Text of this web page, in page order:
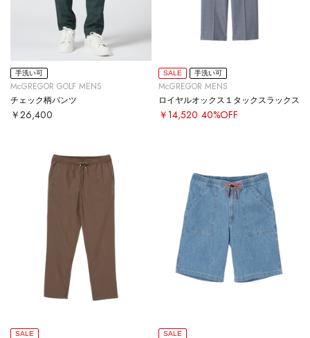
手洗い可
McGREGOR GOLF MENS
チェック柄パンツ
￥26,400
SALE 手洗い可
McGREGOR MENS
ロイヤルオックス１タックスラックス
￥14,520 40%OFF
SALE SALE